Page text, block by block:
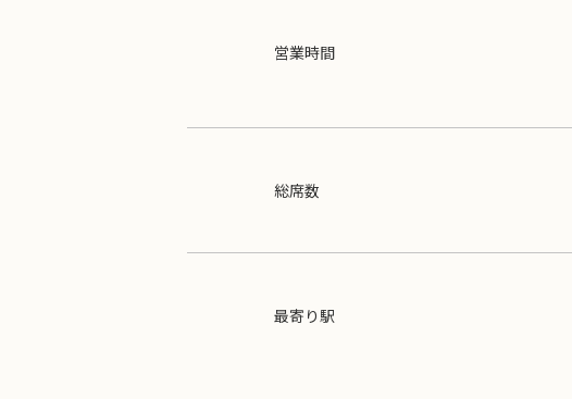
営業時間
総席数
最寄り駅